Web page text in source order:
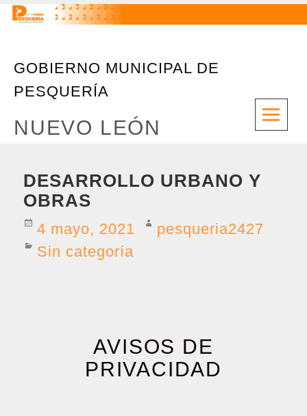
GOBIERNO MUNICIPAL DE
PESQUERÍA
NUEVO LEÓN
DESARROLLO URBANO Y
OBRAS
4 mayo, 2021
pesqueria2427
Sin categoría
AVISOS DE
PRIVACIDAD